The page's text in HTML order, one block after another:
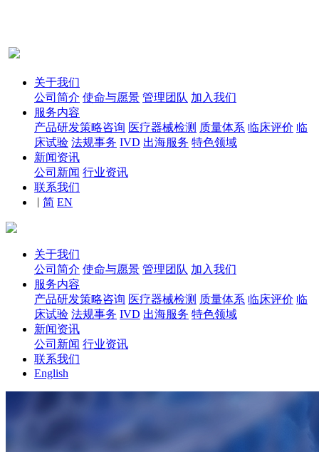
关于我们
公司简介 使命与愿景 管理团队 加入我们
服务内容
产品研发策略咨询 医疗器械检测 质量体系 临床评价 临
床试验 法规事务 IVD 出海服务 特色领域
新闻资讯
公司新闻 行业资讯
联系我们
简
| EN
关于我们
公司简介 使命与愿景 管理团队 加入我们
服务内容
产品研发策略咨询 医疗器械检测 质量体系 临床评价 临
床试验 法规事务 IVD 出海服务 特色领域
新闻资讯
公司新闻 行业资讯
联系我们
English